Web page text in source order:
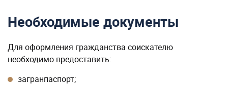
Необходимые документы
Для оформления гражданства соискателю
необходимо предоставить:
загранпаспорт;